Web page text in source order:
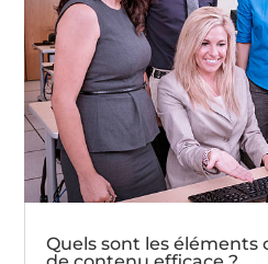
Quels sont les éléments